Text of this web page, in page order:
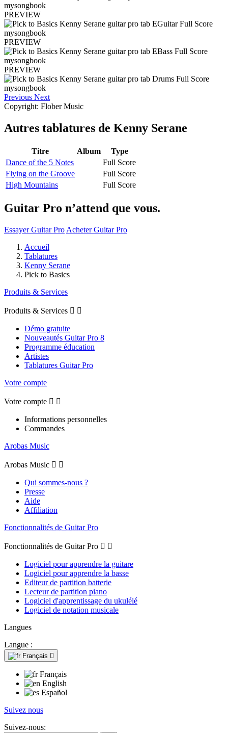
PREVIEW
PREVIEW
PREVIEW
Previous Next
Copyright: Flober Music
Autres tablatures de Kenny Serane
Titre Album
Type
Dance of the 5 Notes
Full Score
Flying on the Groove
Full Score
High Mountains
Full Score
Guitar Pro n’attend que vous.
Essayer Guitar Pro Acheter Guitar Pro
Accueil
Tablatures
Kenny Serane
Pick to Basics
Produits & Services
Produits & Services  
Démo gratuite
Nouveautés Guitar Pro 8
Programme éducation
Artistes
Tablatures Guitar Pro
Votre compte
Votre compte  
Informations personnelles
Commandes
Arobas Music
Arobas Music  
Qui sommes-nous ?
Presse
Aide
Affiliation
Fonctionnalités de Guitar Pro
Fonctionnalités de Guitar Pro  
Logiciel pour apprendre la guitare
Logiciel pour apprendre la basse
Editeur de partition batterie
Lecteur de partition piano
Logiciel d'apprentissage du ukulélé
Logiciel de notation musicale
Langues
Langue :
Français 
Français
English
Español
Suivez nous
Suivez-nous: